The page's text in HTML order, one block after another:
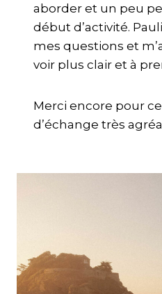
aborder et un peu
début d’activité.
mes questions et
voir plus clair et à
Merci encore pour
d’échange très